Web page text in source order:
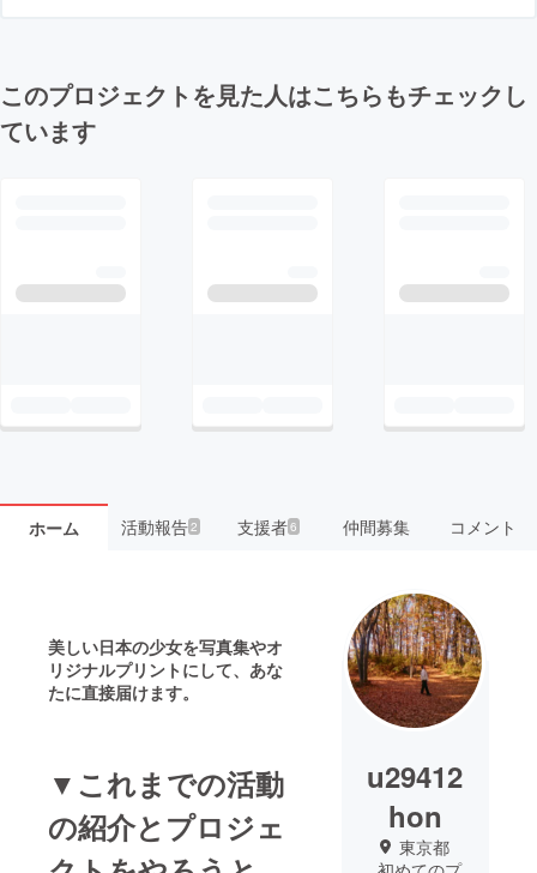
このプロジェクトを見た人はこちらもチェックし
ています
ホーム 活動報告2 支援者6 仲間募集 コメント
美しい日本の少女を写真集やオ
リジナルプリントにして、あな
たに直接届けます。
▼これまでの活動
の紹介とプロジェ
u29412
hon
東京都